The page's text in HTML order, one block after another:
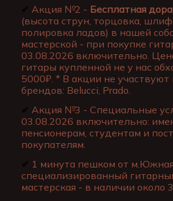
✔ Акция №2 - Бесплатная
(высота струн, торцовка,
полировка ладов) в нашей
мастерской - при покупке
03.08.2026 включительно.
гитары купленной не у нас
5000₽. * В акции не участвуют
брендов: Belucci, Prado.
✔ Акция №3 - Специальные
03.08.2026 включительно:
пенсионерам, студентам и
покупателям.
✔ 1 минута пешком от
специализированный
мастерская - в наличии около